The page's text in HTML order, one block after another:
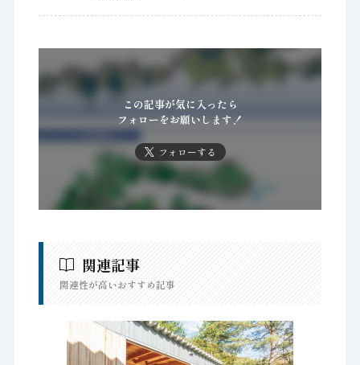
この記事が気に入ったら
フォローをお願いします！
フォローする
関連記事
関連性が高いおすすめ記事